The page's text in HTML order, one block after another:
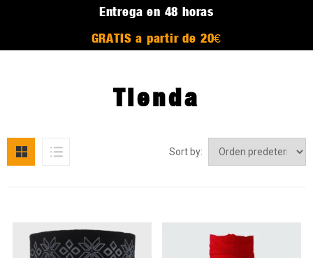
Entrega en 48 horas
GRATIS a partir de 20€
Tienda
Sort by: